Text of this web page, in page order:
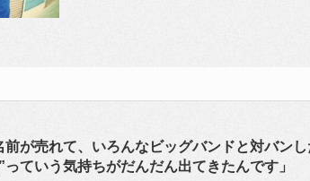
前が売れて、いろんなビッグバンドと対バン
ていう気持ちがだんだん出てきたんです」